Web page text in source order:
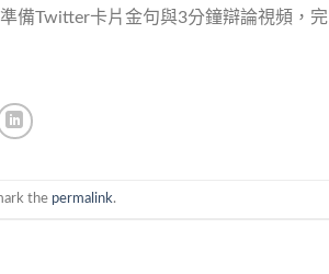
備Twitter卡片金句與3分鐘辯論視頻，完
the permalink.